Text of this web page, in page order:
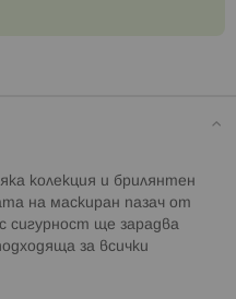
колекция и брилянтен
на маскиран пазач от
сигурност ще зарадва
за всички